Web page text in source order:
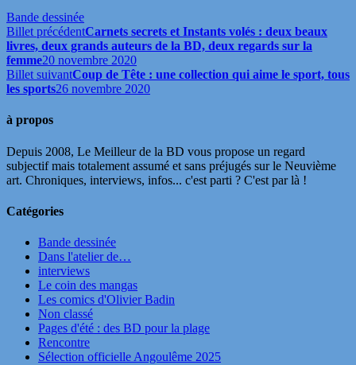
Bande dessinée
Billet précédentCarnets secrets et Instants volés : deux beaux
livres, deux grands auteurs de la BD, deux regards sur la
femme20 novembre 2020
Billet suivantCoup de Tête : une collection qui aime le sport, tous
les sports26 novembre 2020
à propos
Depuis 2008, Le Meilleur de la BD vous propose un regard
subjectif mais totalement assumé et sans préjugés sur le Neuvième
art. Chroniques, interviews, infos... c'est parti ? C'est par là !
Catégories
Bande dessinée
Dans l'atelier de…
interviews
Le coin des mangas
Les comics d'Olivier Badin
Non classé
Pages d'été : des BD pour la plage
Rencontre
Sélection officielle Angoulême 2025